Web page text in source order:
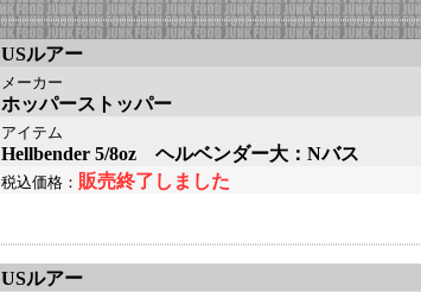
USルアー
メーカー
ホッパーストッパー
アイテム
Hellbender 5/8oz ヘルベンダー大：Nバス
税込価格： 販売終了しました
USルアー